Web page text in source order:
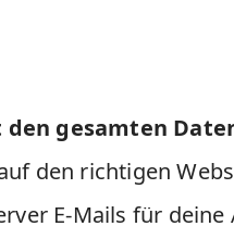
gesamten
den richtigen
E-Mails für